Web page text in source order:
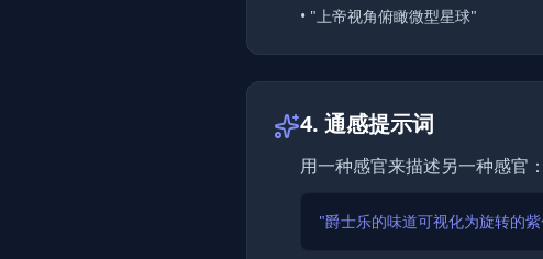
• "上帝视角俯瞰微型星球"
4. 通感提示词
用一种感官来描述另一种感官：
"爵士乐的味道可视化为旋转的